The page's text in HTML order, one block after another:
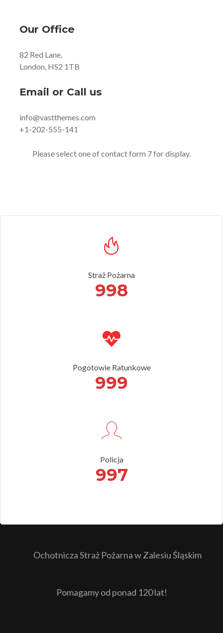
Our Office
82 Red Lane,
London, HS2 1TB
Email or Call us
info@vastthemes.com
+1-202-555-141
Please select one of contact form 7 for display.
Straż Pożarna
998
Pogotowie Ratunkowe
999
Policja
997
Ochotnicza Straż Pożarna w Zalesiu Śląskim
Pomagamy od ponad 120 lat!